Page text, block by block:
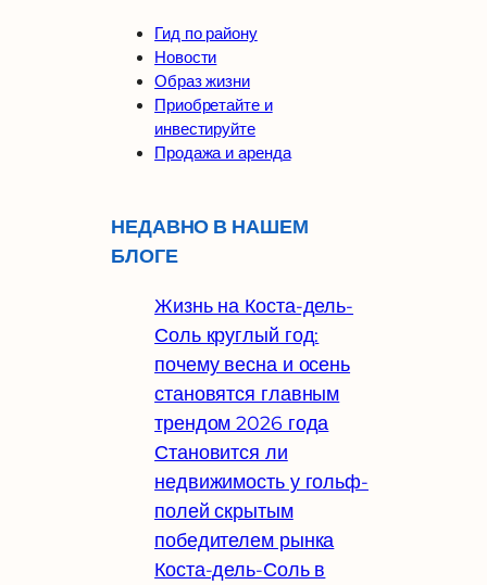
Гид по району
Новости
Образ жизни
Приобретайте и
инвестируйте
Продажа и аренда
НЕДАВНО В НАШЕМ
БЛОГЕ
Жизнь на Коста-дель-
Соль круглый год:
почему весна и осень
становятся главным
трендом 2026 года
Становится ли
недвижимость у гольф-
полей скрытым
победителем рынка
Коста-дель-Соль в